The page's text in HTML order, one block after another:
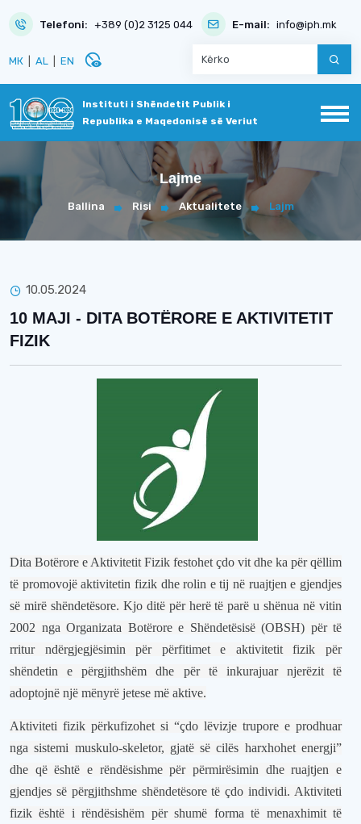
Telefoni: +389 (0)2 3125 044 E-mail: info@iph.mk
МК AL EN disabled_visible
Instituti i Shëndetit Publik i
Republika e Maqedonisë së Veriut
Lajme
Ballina Risi Aktualitete Lajm
10.05.2024
10 MAJI - DITA BOTËRORE E AKTIVITETIT
FIZIK
Dita Botërore e Aktivitetit Fizik festohet çdo vit dhe ka për qëllim
të promovojë aktivitetin fizik dhe rolin e tij në ruajtjen e gjendjes
së mirë shëndetësore. Kjo ditë për herë të parë u shënua në vitin
2002 nga Organizata Botërore e Shëndetësisë (OBSH) për të
rritur ndërgjegjësimin për përfitimet e aktivitetit fizik për
shëndetin e përgjithshëm dhe për të inkurajuar njerëzit të
adoptojnë një mënyrë jetese më aktive.
Aktiviteti fizik përkufizohet si “çdo lëvizje trupore e prodhuar
nga sistemi muskulo-skeletor, gjatë së cilës harxhohet energji”
dhe që është e rëndësishme për përmirësimin dhe ruajtjen e
gjendjes së përgjithshme shëndetësore të çdo individi. Aktiviteti
fizik është i rëndësishëm për shumë forma të menaxhimit të